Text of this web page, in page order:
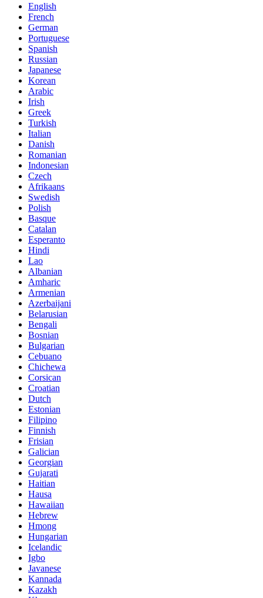
English
French
German
Portuguese
Spanish
Russian
Japanese
Korean
Arabic
Irish
Greek
Turkish
Italian
Danish
Romanian
Indonesian
Czech
Afrikaans
Swedish
Polish
Basque
Catalan
Esperanto
Hindi
Lao
Albanian
Amharic
Armenian
Azerbaijani
Belarusian
Bengali
Bosnian
Bulgarian
Cebuano
Chichewa
Corsican
Croatian
Dutch
Estonian
Filipino
Finnish
Frisian
Galician
Georgian
Gujarati
Haitian
Hausa
Hawaiian
Hebrew
Hmong
Hungarian
Icelandic
Igbo
Javanese
Kannada
Kazakh